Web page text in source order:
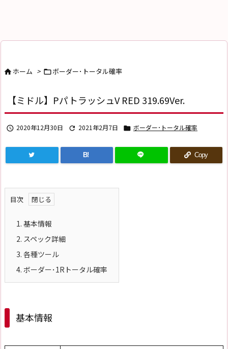
ホーム > ボーダー･トータル確率
【ミドル】PパトラッシュV RED 319.69Ver.
 2020年12月30日  2021年2月7日  ボーダー･トータル確率
B! Copy
目次
1. 基本情報
2. スペック詳細
3. 各種ツール
4. ボーダー･1Rトータル確率
基本情報